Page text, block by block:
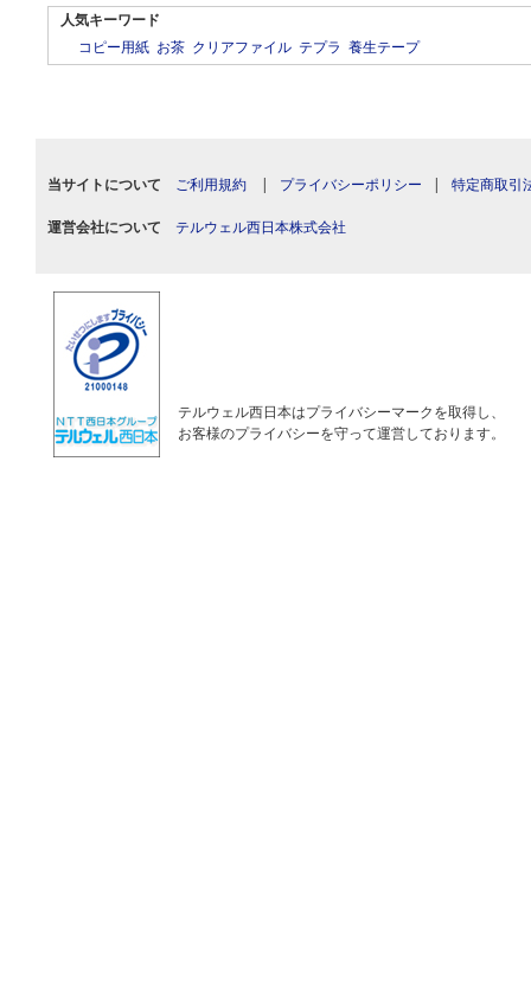
人気キーワード
コピー用紙 お茶 クリアファイル テプラ 養生テープ
当サイトについて ご利用規約 | プライバシーポリシー | 特定商取引
運営会社について テルウェル西日本株式会社
テルウェル西日本はプライバシーマークを取得し、
お客様のプライバシーを守って運営しております。